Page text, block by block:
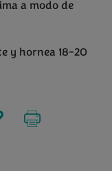
a modo de
y hornea 18-20